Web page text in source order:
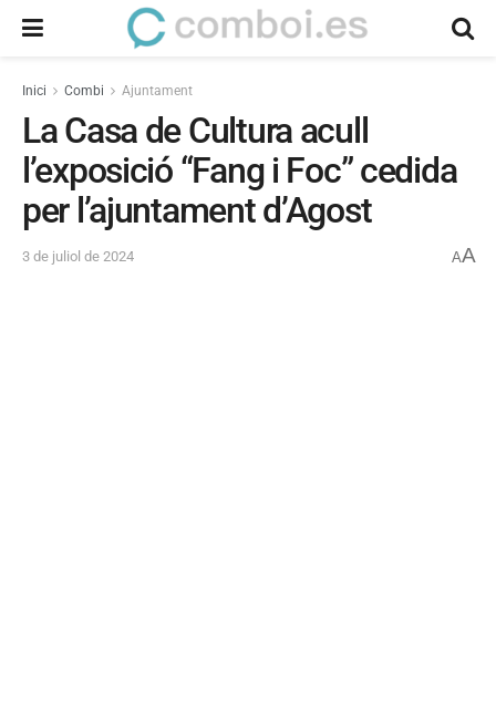
Inici Combi Ajuntament
La Casa de Cultura acull
l’exposició “Fang i Foc” cedida
per l’ajuntament d’Agost
3 de juliol de 2024 AA